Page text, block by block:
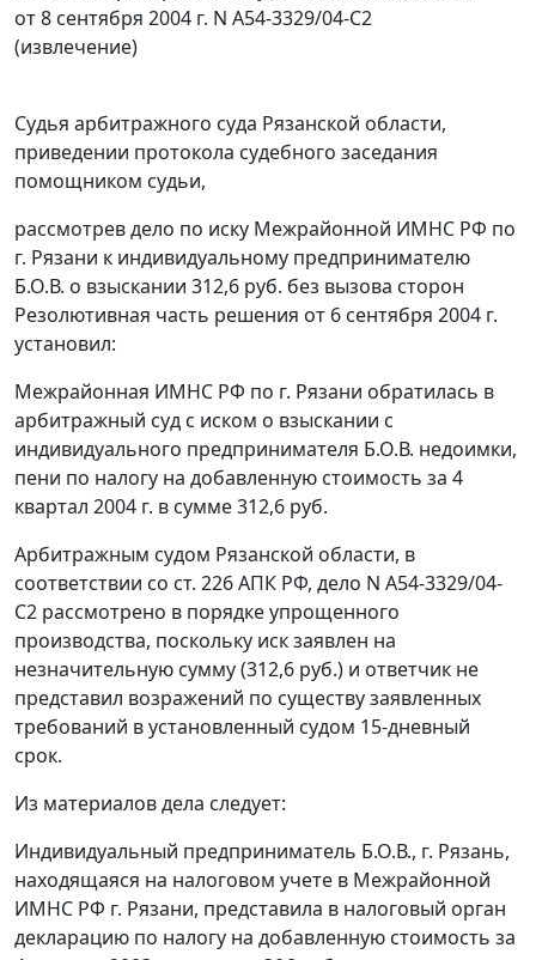
от 8 сентября 2004 г. N А54-3329/04-С2
(извлечение)
Судья арбитражного суда Рязанской области,
приведении протокола судебного заседания
помощником судьи,
рассмотрев дело по иску Межрайонной ИМНС РФ по
г. Рязани к индивидуальному предпринимателю
Б.О.В. о взыскании 312,6 руб. без вызова сторон
Резолютивная часть решения от 6 сентября 2004 г.
установил:
Межрайонная ИМНС РФ по г. Рязани обратилась в
арбитражный суд с иском о взыскании с
индивидуального предпринимателя Б.О.В. недоимки,
пени по налогу на добавленную стоимость за 4
квартал 2004 г. в сумме 312,6 руб.
Арбитражным судом Рязанской области, в
соответствии со ст. 226АПК РФ, дело N А54-3329/04-
С2 рассмотрено в порядке упрощенного
производства, поскольку иск заявлен на
незначительную сумму (312,6 руб.) и ответчик не
представил возражений по существу заявленных
требований в установленный судом 15-дневный
срок.
Из материалов дела следует:
Индивидуальный предприниматель Б.О.В., г. Рязань,
находящаяся на налоговом учете в Межрайонной
ИМНС РФ г. Рязани, представила в налоговый орган
декларацию по налогу на добавленную стоимость за